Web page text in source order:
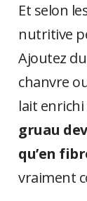
Et selon
nutritive
Ajoutez
chanvre
lait
gruau
qu’en
vraiment